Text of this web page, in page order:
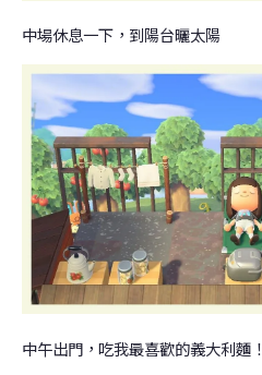
中場休息一下，到陽台曬太陽
中午出門，吃我最喜歡的義大利麵！